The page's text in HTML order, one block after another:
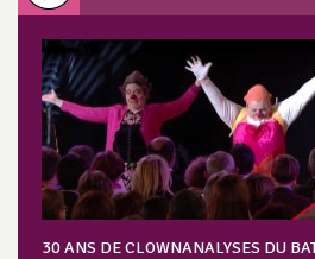
30 ANS DE CLOWNANALYSES DU